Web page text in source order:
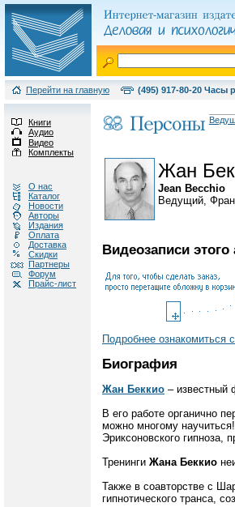
Перейти на главную (495) 917-80-20 Часы
Книги
Аудио
Видео
Комплекты
О нас
Каталог
Новости
Авторы
Издания
Оплата
Доставка
Скидки
Партнеры
Форум
Прайс-лист
Жан
Jean Becchio
Ведущий,
Видеозаписи этого
Подробнее ознакомиться
Биография
Жан Беккио – известный
В его работе органично
можно многому
Эриксоновского гипноза,
Тренинги Жана Беккио
Также в соавторстве с
гипнотического транса,